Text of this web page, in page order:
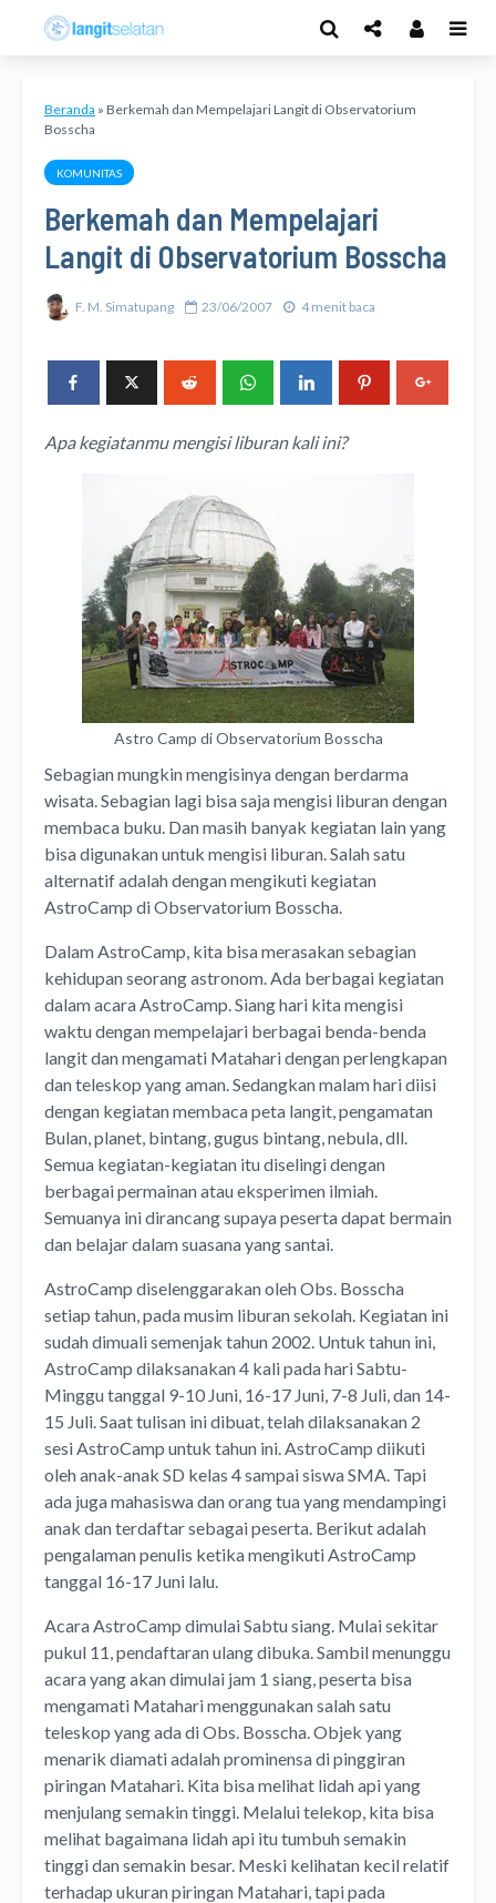
Beranda » Berkemah dan Mempelajari Langit di Observatorium
Bosscha
KOMUNITAS
Berkemah dan Mempelajari
Langit di Observatorium Bosscha
F. M. Simatupang 23/06/2007 4 menit baca
Apa kegiatanmu mengisi liburan kali ini?
Astro Camp di Observatorium Bosscha
Sebagian mungkin mengisinya dengan berdarma
wisata. Sebagian lagi bisa saja mengisi liburan dengan
membaca buku. Dan masih banyak kegiatan lain yang
bisa digunakan untuk mengisi liburan. Salah satu
alternatif adalah dengan mengikuti kegiatan
AstroCamp di Observatorium Bosscha.
Dalam AstroCamp, kita bisa merasakan sebagian
kehidupan seorang astronom. Ada berbagai kegiatan
dalam acara AstroCamp. Siang hari kita mengisi
waktu dengan mempelajari berbagai benda-benda
langit dan mengamati Matahari dengan perlengkapan
dan teleskop yang aman. Sedangkan malam hari diisi
dengan kegiatan membaca peta langit, pengamatan
Bulan, planet, bintang, gugus bintang, nebula, dll.
Semua kegiatan-kegiatan itu diselingi dengan
berbagai permainan atau eksperimen ilmiah.
Semuanya ini dirancang supaya peserta dapat bermain
dan belajar dalam suasana yang santai.
AstroCamp diselenggarakan oleh Obs. Bosscha
setiap tahun, pada musim liburan sekolah. Kegiatan ini
sudah dimuali semenjak tahun 2002. Untuk tahun ini,
AstroCamp dilaksanakan 4 kali pada hari Sabtu-
Minggu tanggal 9-10 Juni, 16-17 Juni, 7-8 Juli, dan 14-
15 Juli. Saat tulisan ini dibuat, telah dilaksanakan 2
sesi AstroCamp untuk tahun ini. AstroCamp diikuti
oleh anak-anak SD kelas 4 sampai siswa SMA. Tapi
ada juga mahasiswa dan orang tua yang mendampingi
anak dan terdaftar sebagai peserta. Berikut adalah
pengalaman penulis ketika mengikuti AstroCamp
tanggal 16-17 Juni lalu.
Acara AstroCamp dimulai Sabtu siang. Mulai sekitar
pukul 11, pendaftaran ulang dibuka. Sambil menunggu
acara yang akan dimulai jam 1 siang, peserta bisa
mengamati Matahari menggunakan salah satu
teleskop yang ada di Obs. Bosscha. Objek yang
menarik diamati adalah prominensa di pinggiran
piringan Matahari. Kita bisa melihat lidah api yang
menjulang semakin tinggi. Melalui telekop, kita bisa
melihat bagaimana lidah api itu tumbuh semakin
tinggi dan semakin besar. Meski kelihatan kecil relatif
terhadap ukuran piringan Matahari, tapi pada